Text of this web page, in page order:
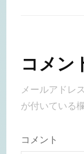
コメン
メールアドレ
が付いている
コメント